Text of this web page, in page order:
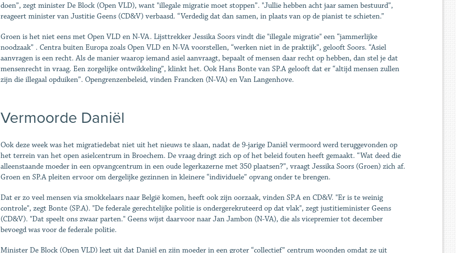
doen”, zegt minister De Block (Open VLD), want "illegale migratie moet stoppen”. "Jullie hebben acht jaar samen bestuurd”,
reageert minister van Justitie Geens (CD&V) verbaasd. “Verdedig dat dan samen, in plaats van op de pianist te schieten.”
Groen is het niet eens met Open VLD en N-VA. Lijsttrekker Jessika Soors vindt die "illegale migratie" een “jammerlijke
noodzaak” . Centra buiten Europa zoals Open VLD en N-VA voorstellen, “werken niet in de praktijk”, gelooft Soors. “Asiel
aanvragen is een recht. Als de manier waarop iemand asiel aanvraagt, bepaalt of mensen daar recht op hebben, dan stel je dat
mensenrecht in vraag. Een zorgelijke ontwikkeling”, klinkt het. Ook Hans Bonte van SP.A gelooft dat er “altijd mensen zullen
zijn die illegaal opduiken”. Opengrenzenbeleid, vinden Francken (N-VA) en Van Langenhove.
Vermoorde Daniël
Ook deze week was het migratiedebat niet uit het nieuws te slaan, nadat de 9-jarige Daniël vermoord werd teruggevonden op
het terrein van het open asielcentrum in Broechem. De vraag dringt zich op of het beleid fouten heeft gemaakt. “Wat deed die
alleenstaande moeder in een opvangcentrum in een oude legerkazerne met 350 plaatsen?”, vraagt Jessika Soors (Groen) zich af.
Groen en SP.A pleiten ervoor om dergelijke gezinnen in kleinere “individuele” opvang onder te brengen.
Dat er zo veel mensen via smokkelaars naar België komen, heeft ook zijn oorzaak, vinden SP.A en CD&V. "Er is te weinig
controle", zegt Bonte (SP.A). "De federale gerechtelijke politie is ondergerekruteerd op dat vlak", zegt justitieminister Geens
(CD&V). "Dat speelt ons zwaar parten." Geens wijst daarvoor naar Jan Jambon (N-VA), die als vicepremier tot december
bevoegd was voor de federale politie.
Minister De Block (Open VLD) legt uit dat Daniël en zijn moeder in een groter “collectief” centrum woonden omdat ze uit